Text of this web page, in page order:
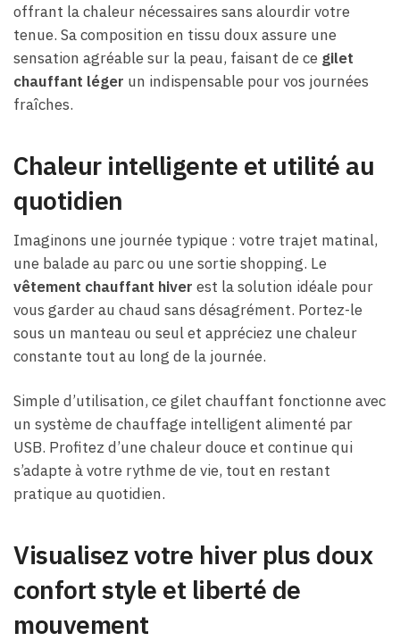
offrant la chaleur nécessaires sans alourdir votre
tenue. Sa composition en tissu doux assure une
sensation agréable sur la peau, faisant de ce gilet
chauffant léger un indispensable pour vos journées
fraîches.
Chaleur intelligente et utilité au
quotidien
Imaginons une journée typique : votre trajet matinal,
une balade au parc ou une sortie shopping. Le
vêtement chauffant hiver est la solution idéale pour
vous garder au chaud sans désagrément. Portez-le
sous un manteau ou seul et appréciez une chaleur
constante tout au long de la journée.
Simple d’utilisation, ce gilet chauffant fonctionne avec
un système de chauffage intelligent alimenté par
USB. Profitez d’une chaleur douce et continue qui
s’adapte à votre rythme de vie, tout en restant
pratique au quotidien.
Visualisez votre hiver plus doux
confort style et liberté de
mouvement